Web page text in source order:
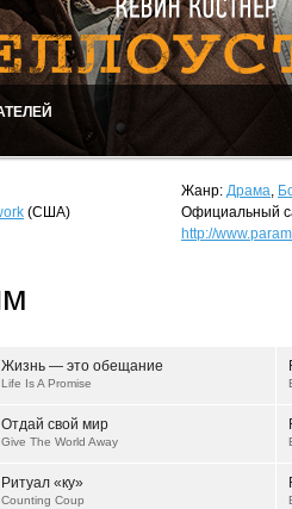
(США)
Жанр: Драма,
Официальный
http://
Жизнь — это обещание
Life Is A Promise
Отдай свой мир
Give The World Away
Ритуал «ку»
Counting Coup